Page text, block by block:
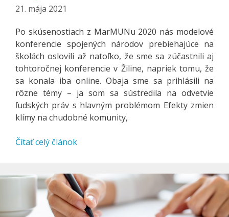
21. mája 2021
Po skúsenostiach z MarMUNu 2020 nás modelové
konferencie spojených národov prebiehajúce na
školách oslovili až natoľko, že sme sa zúčastnili aj
tohtoročnej konferencie v Žiline, napriek tomu, že
sa konala iba online. Obaja sme sa prihlásili na
rôzne témy – ja som sa sústredila na odvetvie
ľudských práv s hlavným problémom Efekty zmien
klímy na chudobné komunity,
Čítať celý článok